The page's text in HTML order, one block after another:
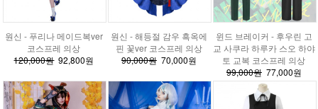
원신 - 푸리나 메이드복ver
코스프레 의상
120,000원92,800원
원신 - 해등절 감우 흑옥에
핀 꽃ver 코스프레 의상
90,000원70,000원
윈드 브레이커 - 후우린 고
교 사쿠라 하루카 스오 하야
토 교복 코스프레 의상
99,000원77,000원